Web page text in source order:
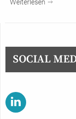
Weiterlesen
SOCIAL